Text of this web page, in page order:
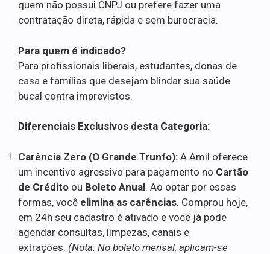
quem não possui CNPJ ou prefere fazer uma
contratação direta, rápida e sem burocracia.
Para quem é indicado?
Para profissionais liberais, estudantes, donas de
casa e famílias que desejam blindar sua saúde
bucal contra imprevistos.
Diferenciais Exclusivos desta Categoria:
Carência Zero (O Grande Trunfo): A Amil oferece
um incentivo agressivo para pagamento no Cartão
de Crédito ou Boleto Anual. Ao optar por essas
formas, você elimina as carências. Comprou hoje,
em 24h seu cadastro é ativado e você já pode
agendar consultas, limpezas, canais e
extrações. (Nota: No boleto mensal, aplicam-se